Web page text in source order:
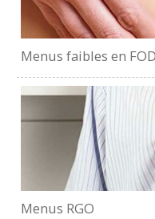
Menus faibles en
Menus RGO